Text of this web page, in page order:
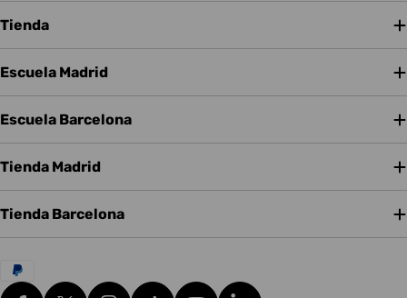
Tienda
Escuela Madrid
Escuela Barcelona
Tienda Madrid
Tienda Barcelona
Métodos
de